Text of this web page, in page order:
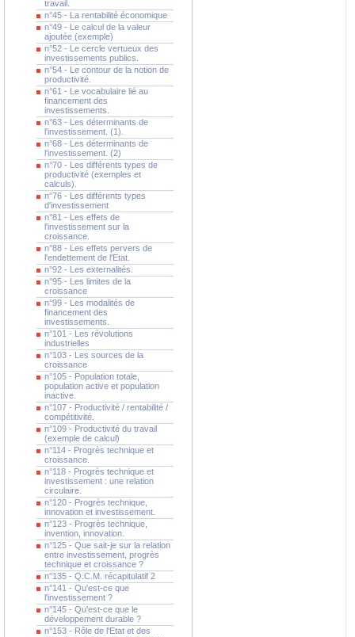
travail.
n°45 - La rentabilité économique
n°49 - Le calcul de la valeur
ajoutée (exemple)
n°52 - Le cercle vertueux des
investissements publics.
n°54 - Le contour de la notion de
productivité.
n°61 - Le vocabulaire lié au
financement des
investissements.
n°63 - Les déterminants de
l'investissement. (1).
n°68 - Les déterminants de
l'investissement. (2)
n°70 - Les différents types de
productivité (exemples et
calculs).
n°76 - Les différents types
d'investissement
n°81 - Les effets de
l'investissement sur la
croissance.
n°88 - Les effets pervers de
l'endettement de l'Etat.
n°92 - Les externalités.
n°95 - Les limites de la
croissance
n°99 - Les modalités de
financement des
investissements.
n°101 - Les révolutions
industrielles
n°103 - Les sources de la
croissance
n°105 - Population totale,
population active et population
inactive.
n°107 - Productivité / rentabilité /
compétitivité.
n°109 - Productivité du travail
(exemple de calcul)
n°114 - Progrès technique et
croissance.
n°118 - Progrès technique et
investissement : une relation
circulaire.
n°120 - Progrès technique,
innovation et investissement.
n°123 - Progrès technique,
invention, innovation.
n°125 - Que sait-je sur la relation
entre investissement, progrès
technique et croissance ?
n°135 - Q.C.M. récapitulatif 2
n°141 - Qu'est-ce que
l'investissement ?
n°145 - Qu'est-ce que le
développement durable ?
n°153 - Rôle de l'Etat et des